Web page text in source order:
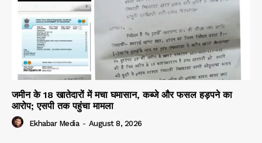
जमीन के 18 खातेदारों में मचा घमासान, कब्जे और फसल हड़पने का
आरोप; एसपी तक पहुंचा मामला
Ekhabar Media - August 8, 2026